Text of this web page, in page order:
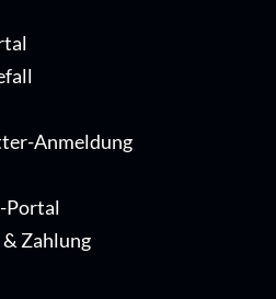
Anmeldung
Portal
Zahlung